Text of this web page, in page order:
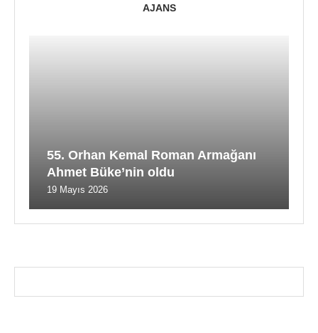
AJANS
55. Orhan Kemal Roman Armağanı
Ahmet Büke’nin oldu
19 Mayıs 2026